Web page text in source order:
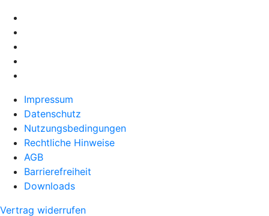
Impressum
Datenschutz
Nutzungsbedingungen
Rechtliche Hinweise
AGB
Barrierefreiheit
Downloads
Vertrag widerrufen